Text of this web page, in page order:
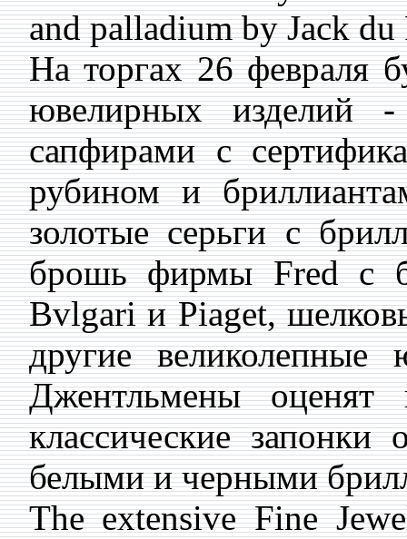
and palladium by Jack du
На торгах 26 февраля
ювелирных изделий
сапфирами с
рубином и
золотые серьги с
брошь фирмы Fred с
Bvlgari и Piaget,
другие
Джентльмены оценят
классические запонки
белыми и черными
The extensive Fine